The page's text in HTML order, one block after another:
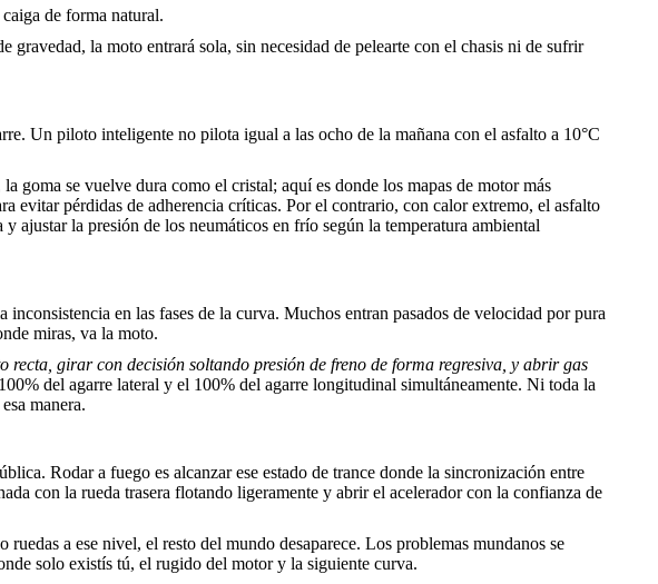
de forma natural.
la moto entrará sola, sin necesidad de pelearte con el chasis ni de sufrir
Un piloto inteligente no pilota igual a las ocho de la mañana con el asfalto a 10°C
goma se vuelve dura como el cristal; aquí es donde los mapas de motor más
evitar pérdidas de adherencia críticas. Por el contrario, con calor extremo, el asfalto
ajustar la presión de los neumáticos en frío según la temperatura ambiental
en las fases de la curva. Muchos entran pasados de velocidad por pura
miras, va la moto.
recta, girar con decisión soltando presión de freno de forma regresiva, y abrir gas
del agarre lateral y el 100% del agarre longitudinal simultáneamente. Ni toda la
manera.
Rodar a fuego es alcanzar ese estado de trance donde la sincronización entre
con la rueda trasera flotando ligeramente y abrir el acelerador con la confianza de
a ese nivel, el resto del mundo desaparece. Los problemas mundanos se
solo existís tú, el rugido del motor y la siguiente curva.